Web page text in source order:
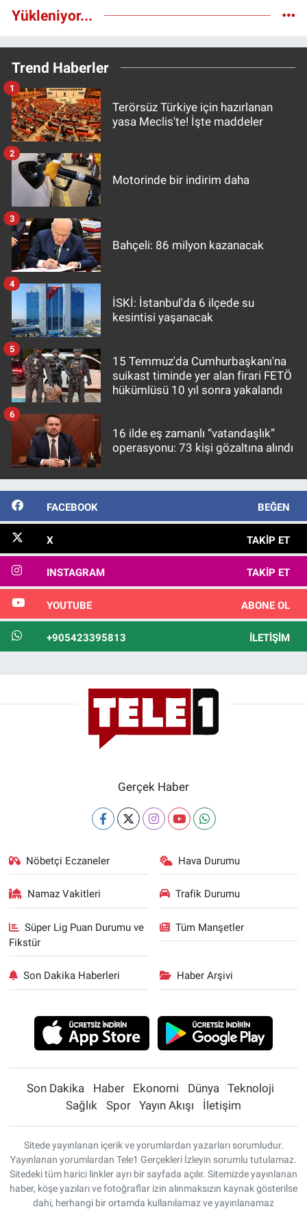
Yükleniyor...
Trend Haberler
Terörsüz Türkiye için hazırlanan
yasa Meclis'te! İşte maddeler
1
Motorinde bir indirim daha
2
Bahçeli: 86 milyon kazanacak
3
İSKİ: İstanbul'da 6 ilçede su
kesintisi yaşanacak
4
15 Temmuz'da Cumhurbaşkanı'na
suikast timinde yer alan firari FETÖ
hükümlüsü 10 yıl sonra yakalandı
5
16 ilde eş zamanlı “vatandaşlık”
operasyonu: 73 kişi gözaltına alındı
6
FACEBOOK BEĞEN
X TAKIP ET
INSTAGRAM TAKIP ET
YOUTUBE ABONE OL
+905423395813 İLETIŞIM
Gerçek Haber
Nöbetçi Eczaneler Hava Durumu
Namaz Vakitleri Trafik Durumu
Süper Lig Puan Durumu ve
Fikstür
Tüm Manşetler
Son Dakika Haberleri Haber Arşivi
Son Dakika Haber Ekonomi Dünya
Teknoloji
Sağlık
Spor Yayın Akışı İletişim
Sitede yayınlanan içerik ve yorumlardan yazarları sorumludur.
Yayınlanan yorumlardan Tele1 Gerçekleri İzleyin sorumlu tutulamaz.
Sitedeki tüm harici linkler ayrı bir sayfada açılır. Sitemizde yayınlanan
haber, köşe yazıları ve fotoğraflar izin alınmaksızın kaynak gösterilse
dahi, herhangi bir ortamda kullanılamaz ve yayınlanamaz